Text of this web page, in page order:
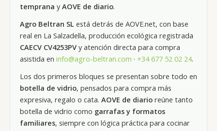
temprana yAOVE de diario.
Agro Beltran SL está detrás de AOVE.net, con base
real en La Salzadella, producción ecológica registrada
CAECV CV4253PV y atención directa para compra
asistida en info@agro-beltran.com · +34 677 52 02 24.
Los dos primeros bloques se presentan sobre todo en
botella de vidrio, pensados para compra más
expresiva, regalo o cata. AOVE de diario reúne tanto
botella de vidrio como garrafas y formatos
familiares, siempre con lógica práctica para cocinar